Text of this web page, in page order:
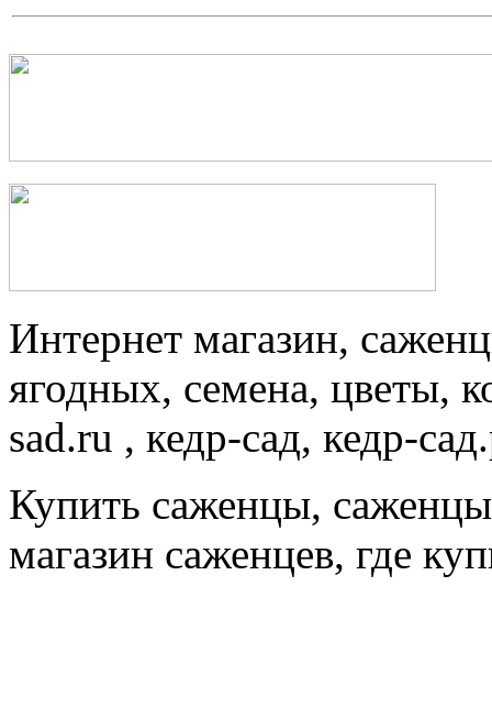
Интернет магазин,
ягодных, семена, цветы,
sad.ru , кедр-сад, кедр-
Купить саженцы,
магазин саженцев, где